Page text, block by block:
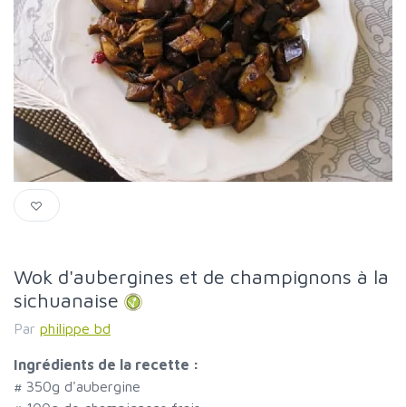
Wok d'aubergines et de champignons à la
sichuanaise
Par philippe bd
Ingrédients de la recette :
# 350g d'aubergine